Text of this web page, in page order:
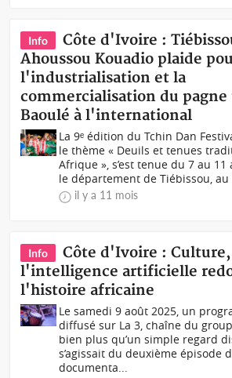
Info
Côte d'Ivoire :
Ahoussou Kouadio plaide
l'industrialisation et la
commercialisation du pagne
Baoulé à l'international
La 9ᵉ édition du Tchin Dan
le thème « Deuils et tenues
Afrique », s’est tenue du 7 au 11
le département de Tiébissou,
il y a 11 mois
Info
Côte d'Ivoire :
l'intelligence artificielle
l'histoire africaine
Le samedi 9 août 2025, un
diffusé sur La 3, chaîne du
bien plus qu’un simple regard
s’agissait du deuxième épisode
documenta...